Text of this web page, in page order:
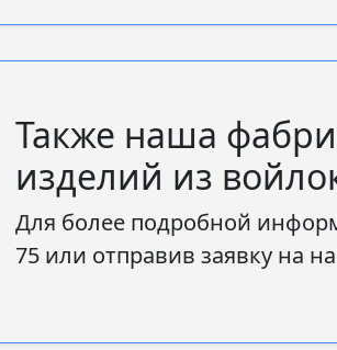
Также наша
изделий из
Для более подробной
75 или отправив заявку на